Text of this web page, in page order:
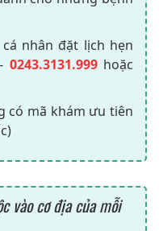
nhân đặt lịch hẹn
- 0243.3131.999hoặc
có mã khám ưu tiên
vào cơ địa của mỗi